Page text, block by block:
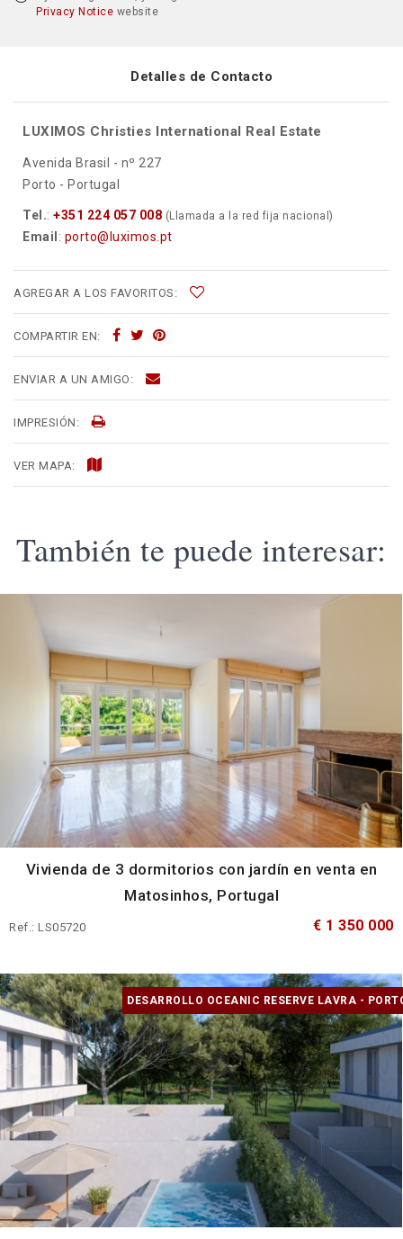
Privacy Notice website
Detalles de Contacto
LUXIMOS Christies International Real Estate
Avenida Brasil - nº 227
Porto - Portugal
Tel.: +351 224 057 008 (Llamada a la red fija nacional)
Email : porto@luximos.pt
AGREGAR A LOS FAVORITOS:
COMPARTIR EN:
ENVIAR A UN AMIGO:
IMPRESIÓN:
VER MAPA:
También te puede interesar:
Vivienda de 3 dormitorios con jardín en venta en
Matosinhos, Portugal
Ref.: LS05720 € 1 350 000
DESARROLLO OCEANIC RESERVE LAVRA -